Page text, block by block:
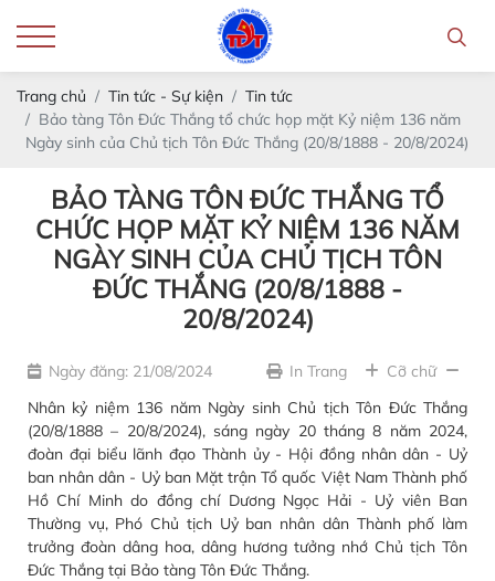
Trang chủ Tin tức - Sự kiện
Tin tức
Bảo tàng Tôn Đức Thắng tổ chức họp mặt Kỷ niệm 136 năm
Ngày sinh của Chủ tịch Tôn Đức Thắng (20/8/1888 - 20/8/2024)
BẢO TÀNG TÔN ĐỨC THẮNG TỔ
CHỨC HỌP MẶT KỶ NIỆM 136 NĂM
NGÀY SINH CỦA CHỦ TỊCH TÔN
ĐỨC THẮNG (20/8/1888 -
20/8/2024)
Ngày đăng: 21/08/2024 In Trang
Cỡ chữ
Nhân kỷ niệm 136 năm Ngày sinh Chủ tịch Tôn Đức Thắng
(20/8/1888 – 20/8/2024), sáng ngày 20 tháng 8 năm 2024,
đoàn đại biểu lãnh đạo Thành ủy - Hội đồng nhân dân - Uỷ
ban nhân dân - Uỷ ban Mặt trận Tổ quốc Việt Nam Thành phố
Hồ Chí Minh do đồng chí Dương Ngọc Hải - Uỷ viên Ban
Thường vụ, Phó Chủ tịch Uỷ ban nhân dân Thành phố làm
trưởng đoàn dâng hoa, dâng hương tưởng nhớ Chủ tịch Tôn
Đức Thắng tại Bảo tàng Tôn Đức Thắng.